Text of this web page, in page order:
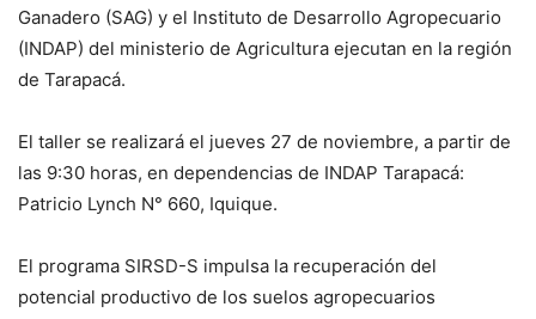
Ganadero (SAG) y el Instituto de Desarrollo Agropecuario
(INDAP) del ministerio de Agricultura ejecutan en la región
de Tarapacá.
El taller se realizará el jueves 27 de noviembre, a partir de
las 9:30 horas, en dependencias de INDAP Tarapacá:
Patricio Lynch N° 660, Iquique.
El programa SIRSD-S impulsa la recuperación del
potencial productivo de los suelos agropecuarios